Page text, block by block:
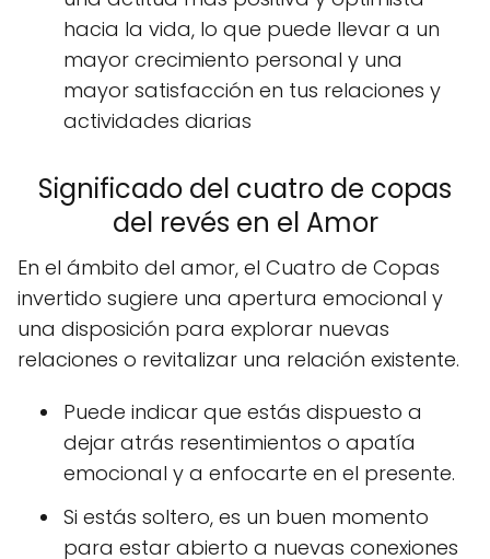
hacia la vida, lo que puede llevar a un
mayor crecimiento personal y una
mayor satisfacción en tus relaciones y
actividades diarias
Significado del cuatro de copas
del revés en el Amor
En el ámbito del amor, el Cuatro de Copas
invertido sugiere una apertura emocional y
una disposición para explorar nuevas
relaciones o revitalizar una relación existente.
Puede indicar que estás dispuesto a
dejar atrás resentimientos o apatía
emocional y a enfocarte en el presente.
Si estás soltero, es un buen momento
para estar abierto a nuevas conexiones